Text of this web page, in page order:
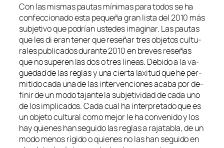
Con las mis­mas pau­tas mí­ni­mas pa­ra to­dos se ha
con­fec­cio­na­do es­ta pe­que­ña gran lis­ta del 2010 más
sub­je­ti­vo que po­drían us­te­des ima­gi­nar. Las pau­tas
que les di eran te­ner que re­se­ñar tres ob­je­tos cul­tu­
ra­les pu­bli­ca­dos du­ran­te 2010 en bre­ves re­se­ñas
que no su­peren las dos o tres li­neas. Debido a la va­
gue­dad de las re­glas y una cier­ta la­xi­tud que he per­
mi­ti­do ca­da una de las in­ter­ven­cio­nes aca­ba por de­
fi­nir de un mo­do ta­jan­te la sub­je­ti­vi­dad de ca­da uno
de los im­pli­ca­dos. Cada cual ha in­ter­pre­ta­do que es
un ob­je­to cul­tu­ral co­mo me­jor le ha con­ve­ni­do y los
hay quie­nes han se­gui­do las re­glas a ra­ja­ta­bla, de un
mo­do me­nos rí­gi­do o quie­nes no las han se­gui­do en